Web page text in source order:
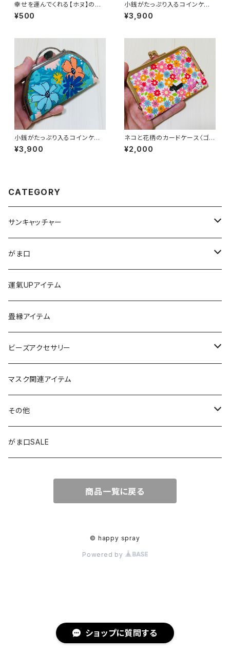
ショップに質問する
幸せを運んでくれる【ホヌ】のマ
スクチャーム
¥500
小銭がたっぷり入るコインケー
ス／ハイビスカス柄
¥3,900
小銭がたっぷり入るコインケー
ス／花柄
¥3,900
ネコと花柄のカードケース〈ゴー
ルド〉
¥2,000
CATEGORY
サンキャッチャー
ストラップ
チャーム
バッグチャーム
カーアクセサリー
ミニサンキャッチャー
窓用サンキャッチャー
ブックマーカー
がま口
ちびがま
カードケース
コインケース
長財布
ペンケース
通帳ケース
運氣UPアイテム
畳縁アイテム
ビーズアクセサリー
チャーム
ストラップ
ペンダント
メガネストラップ
マスク関連アイテム
その他
アジャスター
がま口SALE
商品一覧に戻る
© happy spray
Powered by